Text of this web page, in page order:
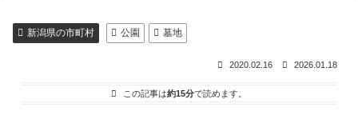
新潟県の市町村 公園 墓地
2020.02.16 2026.01.18
この記事は約15分で読めます。